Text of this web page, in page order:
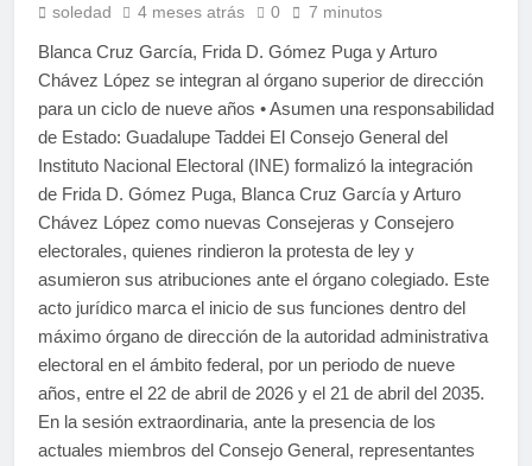
soledad 4 meses atrás 0 7 minutos
Blanca Cruz García, Frida D. Gómez Puga y Arturo
Chávez López se integran al órgano superior de dirección
para un ciclo de nueve años • Asumen una responsabilidad
de Estado: Guadalupe Taddei El Consejo General del
Instituto Nacional Electoral (INE) formalizó la integración
de Frida D. Gómez Puga, Blanca Cruz García y Arturo
Chávez López como nuevas Consejeras y Consejero
electorales, quienes rindieron la protesta de ley y
asumieron sus atribuciones ante el órgano colegiado. Este
acto jurídico marca el inicio de sus funciones dentro del
máximo órgano de dirección de la autoridad administrativa
electoral en el ámbito federal, por un periodo de nueve
años, entre el 22 de abril de 2026 y el 21 de abril del 2035.
En la sesión extraordinaria, ante la presencia de los
actuales miembros del Consejo General, representantes